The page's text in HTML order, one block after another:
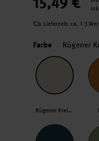
Lieferzeit: ca. 1-3
Farbe Rügener
Rügener Kreide